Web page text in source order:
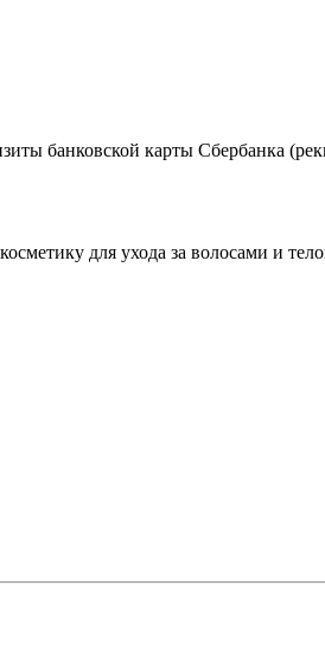
банковской карты Сбербанка
для ухода за волосами и